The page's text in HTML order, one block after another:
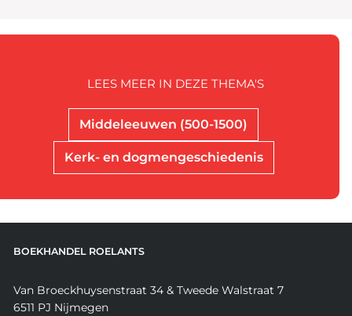
Middeleeuwen (500-1500)
Kerk- en dogmengeschiedenis
LEES MEER IN DEZE THEMA'S
BOEKHANDEL ROELANTS
Van Broeckhuysenstraat 34 & Tweede Walstraat 7
6511 PJ Nijmegen